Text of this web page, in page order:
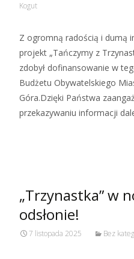
Kogut
Z ogromną radością i dumą
projekt „Tańczymy z
zdobył dofinansowanie w
Budżetu Obywatelskiego
Góra.Dzięki Państwa
przekazywaniu informacji
„Trzynastka” w
odsłonie!
7 listopada 2025 Bez